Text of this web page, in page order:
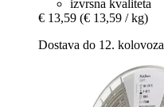
izvrsna kvaliteta
€ 13,59 (€ 13,59 / kg)
Dostava do 12. kolovoza